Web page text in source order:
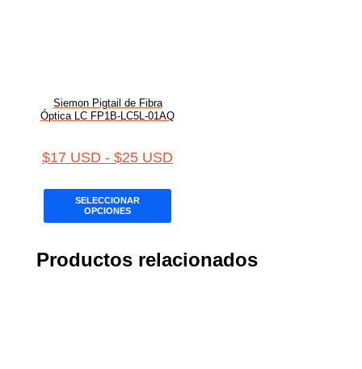
Siemon Pigtail de Fibra
Óptica LC FP1B-LC5L-01AQ
$17 USD - $25 USD
SELECCIONAR
OPCIONES
Productos relacionados